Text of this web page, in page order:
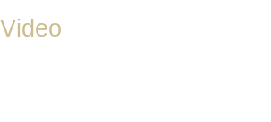
Video